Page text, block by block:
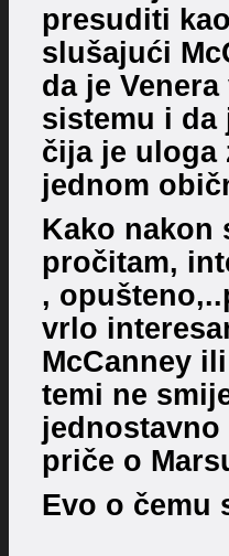
presuditi
slušajući
da je
sistemu i da
čija je uloga
jednom
Kako nakon
pročitam,
,
vrlo
McCanney
temi ne
priče o
Evo o čemu